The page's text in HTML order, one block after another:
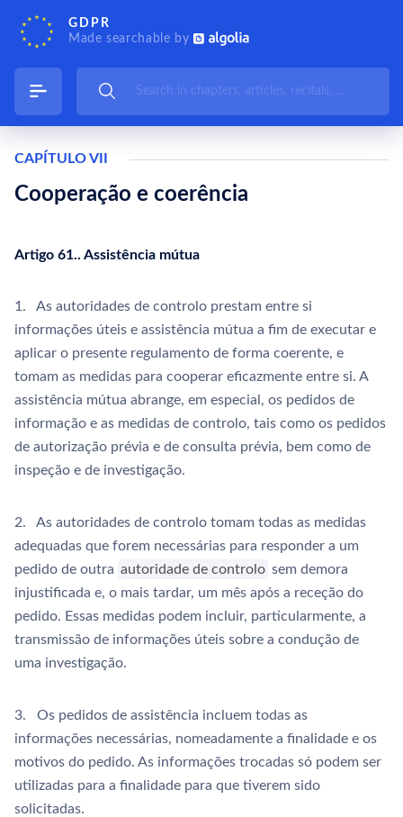
GDPR
Made searchable by
CAPÍTULO VII
Cooperação e coerência
Artigo 61.. Assistência mútua
1. As autoridades de controlo prestam entre si
informações úteis e assistência mútua a fim de executar e
aplicar o presente regulamento de forma coerente, e
tomam as medidas para cooperar eficazmente entre si. A
assistência mútua abrange, em especial, os pedidos de
informação e as medidas de controlo, tais como os pedidos
de autorização prévia e de consulta prévia, bem como de
inspeção e de investigação.
2. As autoridades de controlo tomam todas as medidas
adequadas que forem necessárias para responder a um
pedido de outra autoridade de controlo sem demora
injustificada e, o mais tardar, um mês após a receção do
pedido. Essas medidas podem incluir, particularmente, a
transmissão de informações úteis sobre a condução de
uma investigação.
3. Os pedidos de assistência incluem todas as
informações necessárias, nomeadamente a finalidade e os
motivos do pedido. As informações trocadas só podem ser
utilizadas para a finalidade para que tiverem sido
solicitadas.